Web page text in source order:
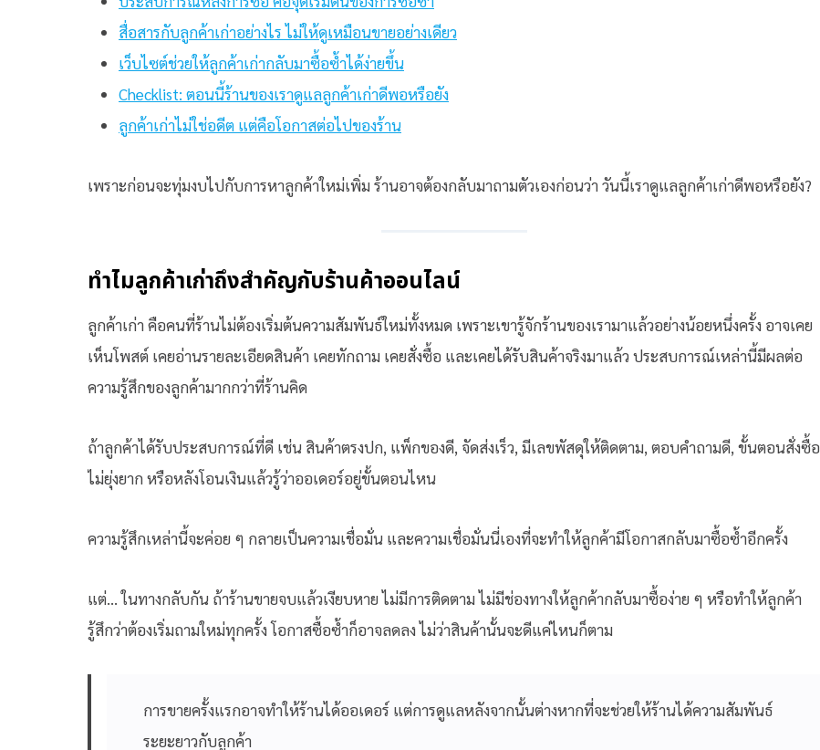
สื่อสารกับลูกค้าเก่าอย่างไร ไม่ให้ดูเหมือนขายอย่างเดียว
เว็บไซต์ช่วยให้ลูกค้าเก่ากลับมาซื้อซ้ำได้ง่ายขึ้น
Checklist: ตอนนี้ร้านของเราดูแลลูกค้าเก่าดีพอหรือยัง
ลูกค้าเก่าไม่ใช่อดีต แต่คือโอกาสต่อไปของร้าน
เพราะก่อนจะทุ่มงบไปกับการหาลูกค้าใหม่เพิ่ม ร้านอาจต้องกลับมาถามตัวเองก่อนว่า วันนี้เราดูแลลูกค้าเก่าดีพอหรือยัง?
ทำไมลูกค้าเก่าถึงสำคัญกับร้านค้าออนไลน์
ลูกค้าเก่า คือคนที่ร้านไม่ต้องเริ่มต้นความสัมพันธ์ใหม่ทั้งหมด เพราะเขารู้จักร้านของเรามาแล้วอย่างน้อยหนึ่งครั้ง อาจเคย
เห็นโพสต์ เคยอ่านรายละเอียดสินค้า เคยทักถาม เคยสั่งซื้อ และเคยได้รับสินค้าจริงมาแล้ว ประสบการณ์เหล่านี้มีผลต่อ
ความรู้สึกของลูกค้ามากกว่าที่ร้านคิด
ถ้าลูกค้าได้รับประสบการณ์ที่ดี เช่น สินค้าตรงปก, แพ็กของดี, จัดส่งเร็ว, มีเลขพัสดุให้ติดตาม, ตอบคำถามดี, ขั้นตอนสั่งซื้อ
ไม่ยุ่งยาก หรือหลังโอนเงินแล้วรู้ว่าออเดอร์อยู่ขั้นตอนไหน
ความรู้สึกเหล่านี้จะค่อย ๆ กลายเป็นความเชื่อมั่น และความเชื่อมั่นนี่เองที่จะทำให้ลูกค้ามีโอกาสกลับมาซื้อซ้ำอีกครั้ง
แต่… ในทางกลับกัน ถ้าร้านขายจบแล้วเงียบหาย ไม่มีการติดตาม ไม่มีช่องทางให้ลูกค้ากลับมาซื้อง่าย ๆ หรือทำให้ลูกค้า
รู้สึกว่าต้องเริ่มถามใหม่ทุกครั้ง โอกาสซื้อซ้ำก็อาจลดลง ไม่ว่าสินค้านั้นจะดีแค่ไหนก็ตาม
การขายครั้งแรกอาจทำให้ร้านได้ออเดอร์ แต่การดูแลหลังจากนั้นต่างหากที่จะช่วยให้ร้านได้ความสัมพันธ์
ระยะยาวกับลูกค้า